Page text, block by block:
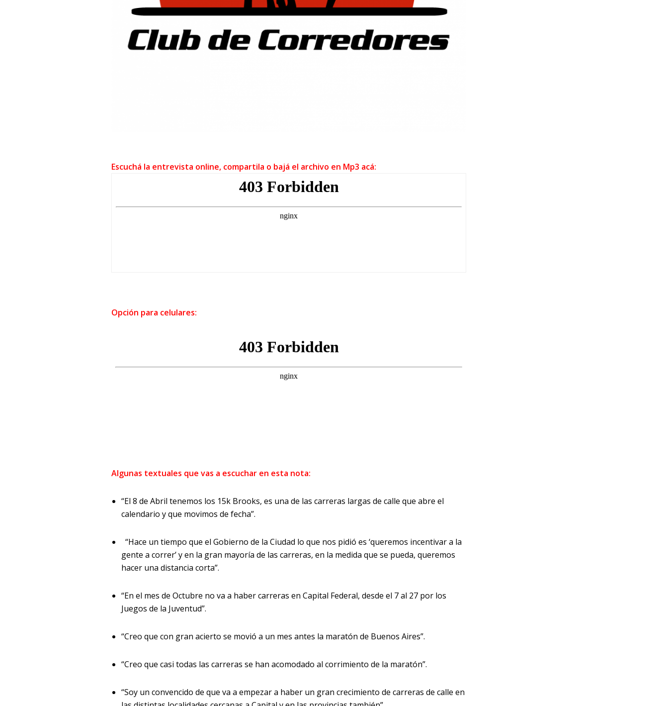
Escuchá la entrevista online, compartila o bajá el archivo en Mp3 acá:
Opción para celulares:
Algunas textuales que vas a escuchar en esta nota:
“El 8 de Abril tenemos los 15k Brooks, es una de las carreras largas de calle que abre el
calendario y que movimos de fecha”.
“Hace un tiempo que el Gobierno de la Ciudad lo que nos pidió es ‘queremos incentivar a la
gente a correr’ y en la gran mayoría de las carreras, en la medida que se pueda, queremos
hacer una distancia corta”.
“En el mes de Octubre no va a haber carreras en Capital Federal, desde el 7 al 27 por los
Juegos de la Juventud”.
“Creo que con gran acierto se movió a un mes antes la maratón de Buenos Aires”.
“Creo que casi todas las carreras se han acomodado al corrimiento de la maratón”.
“Soy un convencido de que va a empezar a haber un gran crecimiento de carreras de calle en